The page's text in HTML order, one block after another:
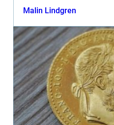
upplevelse, kan kostnader...
Malin Lindgren